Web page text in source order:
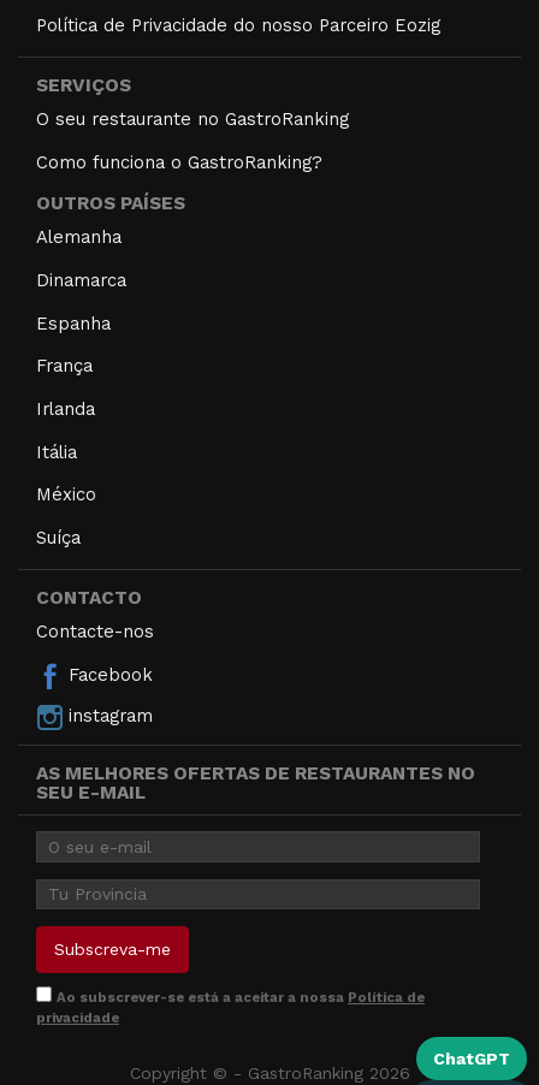
ChatGPT
Política de Privacidade do nosso Parceiro Eozig
SERVIÇOS
O seu restaurante no GastroRanking
Como funciona o GastroRanking?
OUTROS PAÍSES
Alemanha
Dinamarca
Espanha
França
Irlanda
Itália
México
Suíça
CONTACTO
Contacte-nos
Facebook
instagram
AS MELHORES OFERTAS DE RESTAURANTES NO
SEU E-MAIL
Ao subscrever-se está a aceitar a nossa Política de
privacidade
Copyright © - GastroRanking 2026